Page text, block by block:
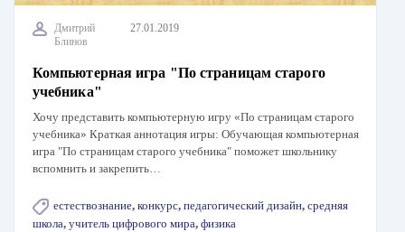
Дмитрий
Блинов
27.01.2019
Компьютерная игра "По страницам старого
учебника"
Хочу представить компьютерную игру «По страницам старого
учебника» Краткая аннотация игры: Обучающая компьютерная
игра "По страницам старого учебника" поможет школьнику
вспомнить и закрепить…
естествознание, конкурс, педагогический дизайн, средняя
школа, учитель цифрового мира, физика